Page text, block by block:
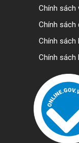
Chính sách
Chính sách
Chính sách
Chính sách